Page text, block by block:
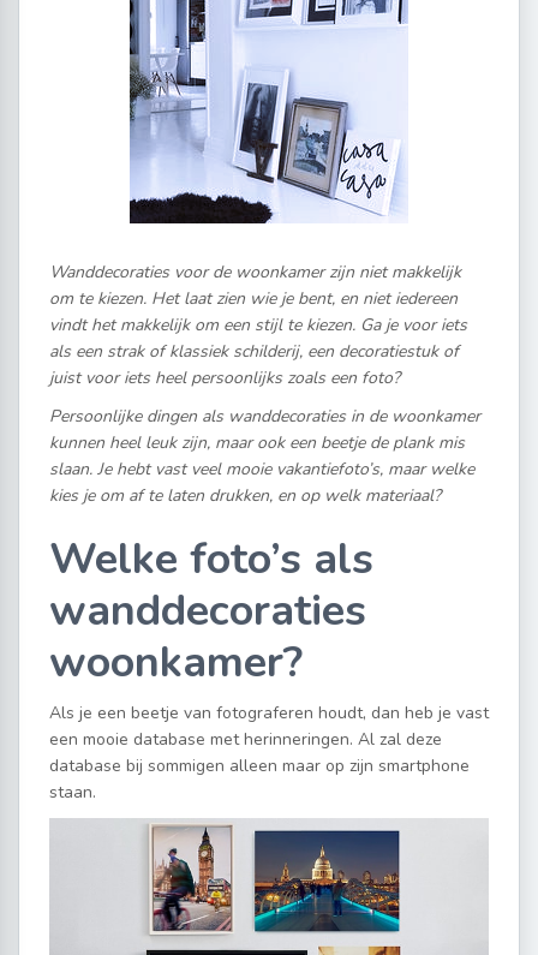
Wanddecoraties voor de woonkamer zijn niet makkelijk
om te kiezen. Het laat zien wie je bent, en niet iedereen
vindt het makkelijk om een stijl te kiezen. Ga je voor iets
als een strak of klassiek schilderij, een decoratiestuk of
juist voor iets heel persoonlijks zoals een foto?
Persoonlijke dingen als wanddecoraties in de woonkamer
kunnen heel leuk zijn, maar ook een beetje de plank mis
slaan. Je hebt vast veel mooie vakantiefoto’s, maar welke
kies je om af te laten drukken, en op welk materiaal?
Welke foto’s als
wanddecoraties
woonkamer?
Als je een beetje van fotograferen houdt, dan heb je vast
een mooie database met herinneringen. Al zal deze
database bij sommigen alleen maar op zijn smartphone
staan.